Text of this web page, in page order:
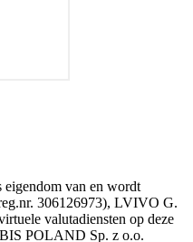
van en wordt
306126973), LVIVO G.
valutadiensten op deze
POLAND Sp. z o.o.